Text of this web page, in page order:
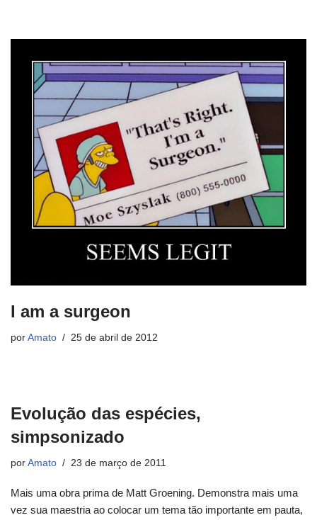
I am a surgeon
por Amato 25 de abril de 2012
Evolução das espécies,
simpsonizado
por Amato 23 de março de 2011
Mais uma obra prima de Matt Groening. Demonstra mais uma
vez sua maestria ao colocar um tema tão importante em pauta,